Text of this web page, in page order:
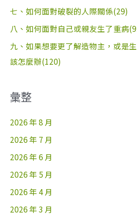
七、如何面對破裂的人際關係(29)
八、如何面對自己或親友生了重病
九、如果想要更了解造物主，或是
該怎麼辦(120)
彙整
2026 年 8 月
2026 年 7 月
2026 年 6 月
2026 年 5 月
2026 年 4 月
2026 年 3 月